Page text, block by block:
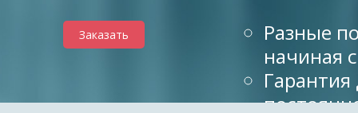
Заказать
Разные
начиная